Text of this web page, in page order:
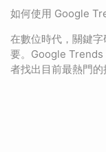
如何使用 Google
在數位時代，關鍵
要。Google Trends
者找出目前最熱門的